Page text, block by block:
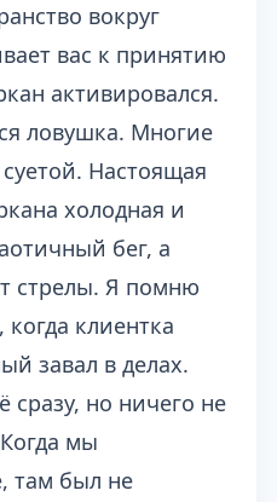
вокруг
вас к принятию
активировался.
ловушка. Многие
Настоящая
холодная и
бег, а
стрелы. Я помню
клиентка
завал в делах.
сразу, но ничего не
мы
там был не